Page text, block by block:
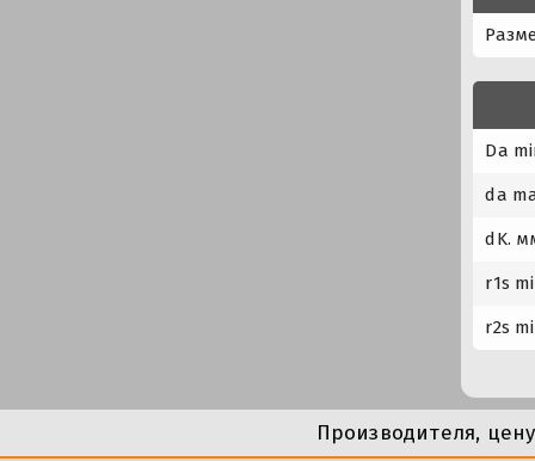
Da
da
dK.
r1s
r2s
Производителя,